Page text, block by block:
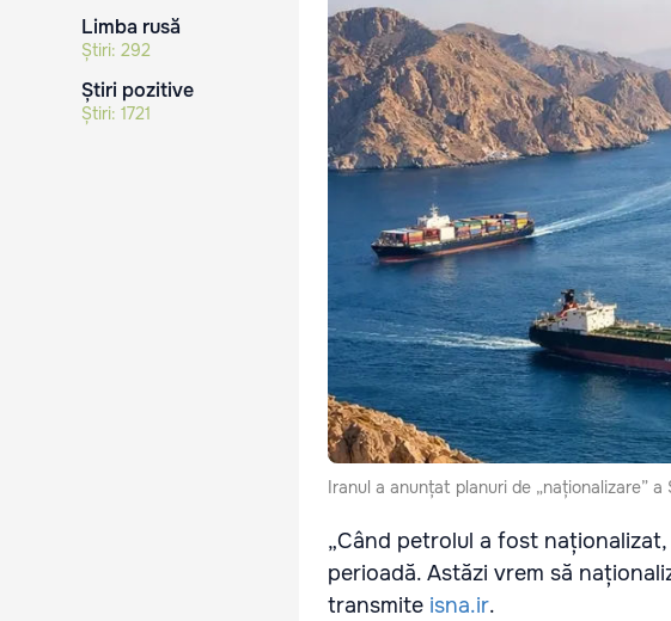
Limba rusă
Știri: 292
Știri pozitive
Știri: 1721
Iranul a anunțat planuri de „naționalizare” a
„Când petrolul a fost
perioadă. Astăzi vrem să
transmite isna.ir.